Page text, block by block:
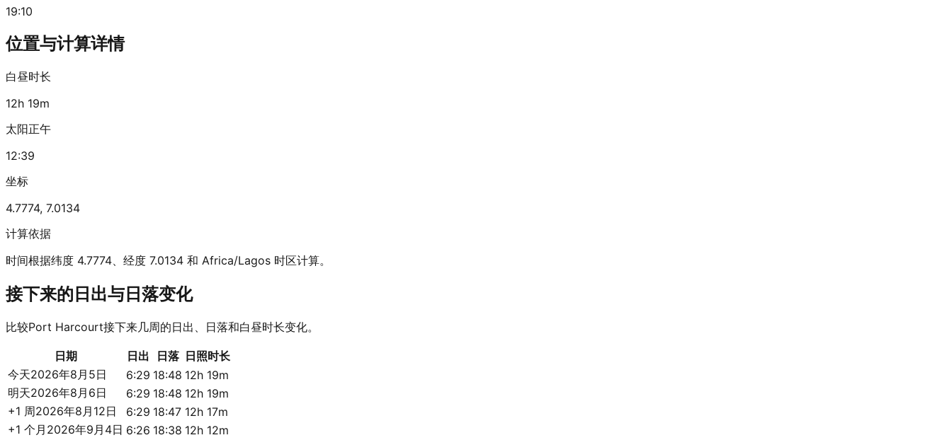
19:10
位置与计算详情
白昼时长
12h 19m
太阳正午
12:39
坐标
4.7774, 7.0134
计算依据
时间根据纬度 4.7774、经度 7.0134 和 Africa/Lagos 时区计算。
接下来的日出与日落变化
比较Port Harcourt接下来几周的日出、日落和白昼时长变化。
日期 日出 日落 日照时长
今天2026年8月5日 6:29 18:48 12h 19m
明天2026年8月6日 6:29 18:48 12h 19m
+1 周2026年8月12日 6:29 18:47 12h 17m
+1 个月 2026年9月4日 6:26 18:38 12h 12m